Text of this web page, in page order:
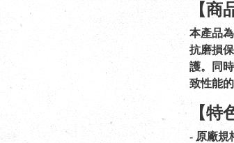
【商
本產品
抗磨損
護。同
致性能的
【特
- 原廠規